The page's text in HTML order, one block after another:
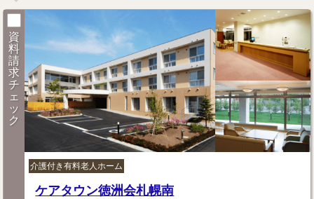
資
料
請
求
チ
ェ
ッ
ク
介護付き有料老人ホーム
ケアタウン徳洲会札幌南